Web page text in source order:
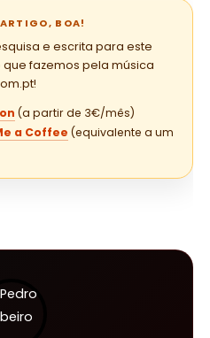
BOA!
e escrita para este
que fazemos pela música
(a partir de 3€/mês)
a Coffee (equivalente a um